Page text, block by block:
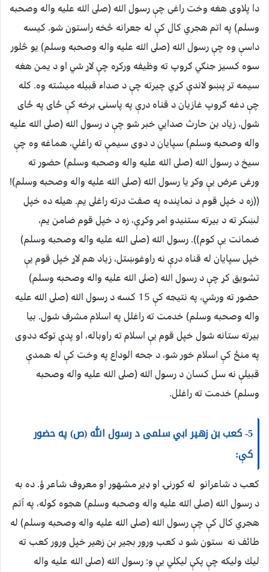
دا پلاوى هغه وخت راغى چې رسول الله (صلى الله عليه واله وصحبه
وسلم) په اتم هجري كال كې له جعرانه څخه راستون شو. كيسه
داسې وه چې رسول الله (صلى الله عليه واله وصحبه وسلم) يو څلور
سوه كسيز جنګي ګروپ ته وظيفه وركړه چې لاړ شي او د يمن هغه
سيمه تر پښو لاندې كړي چيرته چې د صداء قبيله ميشته وه. كله
چې دغه ګروپ غازيان د قناه درې په پاسنۍ برخه كې ځاى په ځاى
شول، زياد بن حارث صدايي خبر شو چې د رسول الله (صلى الله عليه
واله وصحبه وسلم) سپايان د دوى سيمې ته راغلي، هماغه وه چې
سيخ د رسول الله (صلى الله عليه واله وصحبه وسلم) حضور ته
ورغى عرض يې وكړ يا رسول الله (صلى الله عليه واله وصحبه وسلم)!
((زه د خپل قوم د نماينده په صفت درته راغلى يم. هيله ده خپل
لښكر ته د بيرته ستنيدو امر وكړې، زه د خپل قوم ضامن يم،
ضمانت يې كوم)). رسول الله (صلى الله عليه واله وصحبه وسلم)
خپل سپايان له قناه درې نه راوغوښتل، زياد هم لاړ خپل قوم يې
تشويق كړ چې د رسول الله (صلى الله عليه واله وصحبه وسلم)
حضور ته ورشي، په نتيجه كې 15 كسه د رسول الله (صلى الله عليه
واله وصحبه وسلم) خدمت ته راغلل په اسلام مشرف شول. بيا
بيرته ستانه شول خپل قوم يې اسلام ته راوباله، او پدې توګه ددوى
په منځ كې اسلام خور شو، د جحه الوداع په وخت كې له همدې
قبيلې نه سل كسان د رسول الله (صلى الله عليه واله وصحبه
وسلم) خدمت ته راغلل.
5- كعب بن زهير ابي سلمى د رسول الله (ص) په حضور
كې:
كعب د شاعرانو له كورنۍ او ډير مشهور او معروف شاعر ؤ. ده به
د رسول الله (صلى الله عليه واله وصحبه وسلم) هجوه كوله، په آتم
هجري كال كې چې رسول الله (صلى الله عليه واله وصحبه وسلم) له
طائف نه ستون شو د كعب ورور بجير بن زهير خپل ورور كعب ته
ليك وليكه چې پكې ليكلي يې و: رسول الله (صلى الله عليه واله